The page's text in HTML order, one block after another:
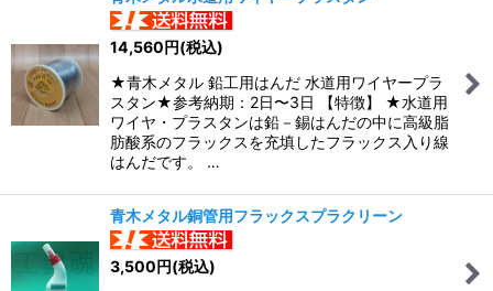
14,560円(税込)
★青木メタル 鉛工用はんだ 水道用ワイヤープラ
スタン★参考納期：2日〜3日 【特徴】 ★水道用
ワイヤ・プラスタンは鉛－錫はんだの中に高級脂
肪酸系のフラックスを充填したフラックス入り線
はんだです。 …
青木メタル銅管用フラックスプラクリーン
3,500円(税込)